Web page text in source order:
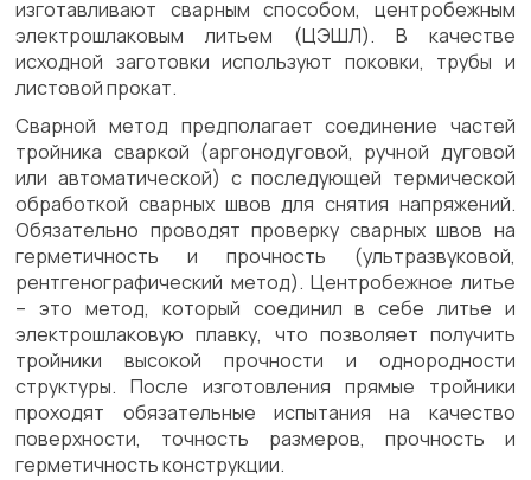
изготавливают сварным способом, центробежным
электрошлаковым литьем (ЦЭШЛ). В качестве
исходной заготовки используют поковки, трубы и
листовой прокат.
Сварной метод предполагает соединение частей
тройника сваркой (аргонодуговой, ручной дуговой
или автоматической) с последующей термической
обработкой сварных швов для снятия напряжений.
Обязательно проводят проверку сварных швов на
герметичность и прочность (ультразвуковой,
рентгенографический метод). Центробежное литье
– это метод, который соединил в себе литье и
электрошлаковую плавку, что позволяет получить
тройники высокой прочности и однородности
структуры. После изготовления прямые тройники
проходят обязательные испытания на качество
поверхности, точность размеров, прочность и
герметичность конструкции.